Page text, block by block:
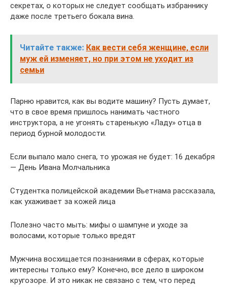
секретах, о которых не следует сообщать избраннику
даже после третьего бокала вина.
Читайте также: Как вести себя женщине, если
муж ей изменяет, но при этом не уходит из
семьи
Парню нравится, как вы водите машину? Пусть думает,
что в свое время пришлось нанимать частного
инструктора, а не угонять старенькую «Ладу» отца в
период бурной молодости.
Если выпало мало снега, то урожая не будет: 16 декабря
— День Ивана Молчальника
Студентка полицейской академии Вьетнама рассказала,
как ухаживает за кожей лица
Полезно часто мыть: мифы о шампуне и уходе за
волосами, которые только вредят
Мужчина восхищается познаниями в сферах, которые
интересны только ему? Конечно, все дело в широком
кругозоре. И это никак не связано с тем, что перед